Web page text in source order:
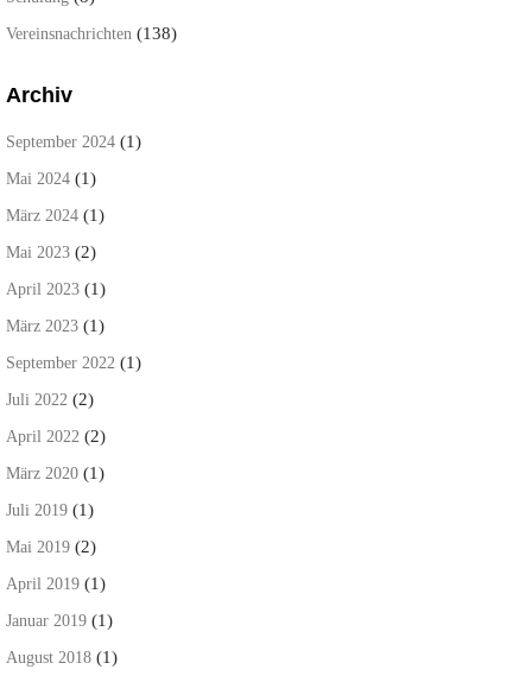
Vereinsnachrichten (138)
Archiv
September 2024 (1)
Mai 2024 (1)
März 2024 (1)
Mai 2023 (2)
April 2023 (1)
März 2023 (1)
September 2022 (1)
Juli 2022 (2)
April 2022 (2)
März 2020 (1)
Juli 2019 (1)
Mai 2019 (2)
April 2019 (1)
Januar 2019 (1)
August 2018 (1)